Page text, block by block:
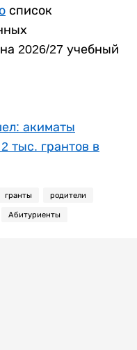
список
2026/27 учебный
акиматы
тыс. грантов в
гранты родители
Абитуриенты